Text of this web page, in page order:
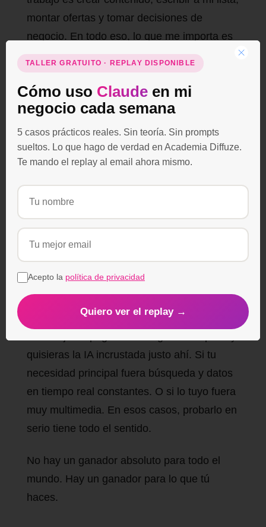
montar ofertas y tomar decisiones de
negocio. En todo eso, lo que me importa es
que suene a mí, que parta de mi contexto y
que me deje el trabajo hecho, no a medias.
Cada vez que probé llevarme parte de ese
con el resultado para que sonara mío. Quizá
con más horas le habría cogido el punto.
el tiempo es justo lo que no me sobra.
Cuándo usaría Gemini
escenarios en los que yo misma tiraría de
quisieras la IA incrustada justo ahí. Si tu
necesidad principal fuera búsqueda y datos
en tiempo real constantes. O si lo tuyo fuera
muy multimedia. En esos casos, probarlo en
serio tiene todo el sentido.
No hay un ganador absoluto para todo el
mundo. Hay un ganador para lo que tú
haces.
TALLER GRATUITO · REPLAY DISPONIBLE
Cómo uso Claude en mi
negocio cada semana
5 casos prácticos reales. Sin teoría. Sin prompts
sueltos. Lo que hago de verdad en Academia Diffuze.
Te mando el replay al email ahora mismo.
Acepto la política de privacidad
Quiero ver el replay →